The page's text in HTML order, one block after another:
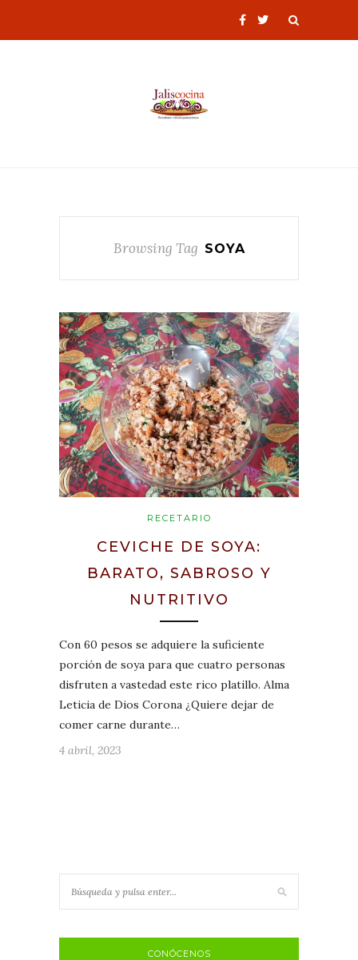
Browsing Tag SOYA
RECETARIO
CEVICHE DE SOYA:
BARATO, SABROSO Y
NUTRITIVO
Con 60 pesos se adquiere la suficiente
porción de soya para que cuatro personas
disfruten a vastedad este rico platillo. Alma
Leticia de Dios Corona ¿Quiere dejar de
comer carne durante…
4 abril, 2023
CONÓCENOS